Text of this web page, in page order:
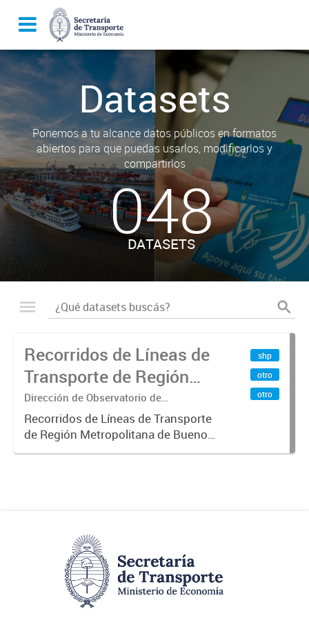
Datasets
Ponemos a tu alcance datos públicos en formatos
abiertos para que puedas usarlos, modificarlos y
compartirlos
048
DATASETS
Recorridos de Líneas de
Transporte de Región
Metropolitana de
Buenos Aires (RMBA)
Dirección de Observatorio de
Transporte, Estudio y Sistemas
Recorridos de Líneas de Transporte
de Región Metropolitana de Buenos
Aires (RMBA).-
shp
otro
otro